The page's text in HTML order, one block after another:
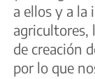
a ellos y a la
agricultores,
de creación
por lo que